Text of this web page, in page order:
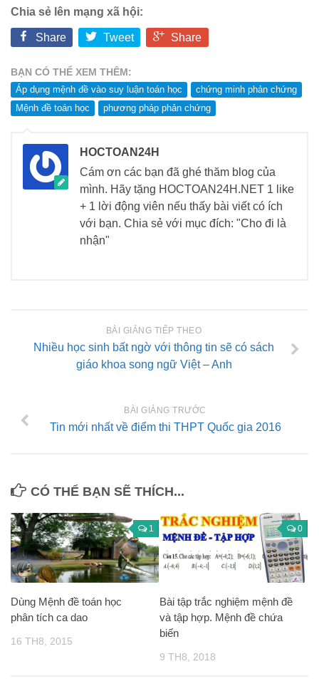
Chia sẻ lên mạng xã hội:
Share Tweet Share
BẠN CÓ THỂ XEM THÊM:
Áp dụng mệnh đề vào suy luận toán học
chứng minh phản chứng
Mệnh đề toán học
phương pháp phản chứng
HOCTOAN24H
Cám ơn các bạn đã ghé thăm blog của
mình. Hãy tặng HOCTOAN24H.NET 1 like
+ 1 lời động viên nếu thấy bài viết có ích
với bạn. Chia sẻ với mục đích: "Cho đi là
nhận"
BÀI GIẢNG TIẾP THEO
Nhiều học sinh bất ngờ với thông tin sẽ có sách
giáo khoa song ngữ Việt – Anh
BÀI GIẢNG TRƯỚC
Tin mới nhất về điểm thi THPT Quốc gia 2016
CÓ THỂ BẠN SẼ THÍCH...
1
Dùng Mệnh đề toán học
phân tích ca dao
16 TH8, 2015
0
Bài tập trắc nghiệm mệnh đề
và tập hợp. Mệnh đề chứa
biến
9 TH8, 2018